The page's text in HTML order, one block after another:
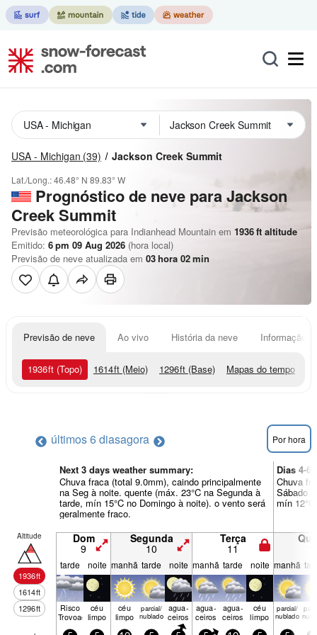
USA - Michigan (39) Jackson Creek Summit
Lat./Long.:46.48° N 89.83° W
Prognóstico de neve para Jackson
Creek Summit
Previsão meteorológica para Indianhead Mountain em 1936ft altitude
Emitido: 6 pm 09 Aug 2026 (hora local)
Previsão de neve atualizada em 03hora 02min
Previsão de neve Ao vivo História da neve Informação
1936ft (Topo) 1614ft (Meio) 1296ft (Base) Mapas do tempo
últimos 6 diasagora Por hora
Next 3 days weather summary:
Chuva fraca (total 9.0mm), caindo principalmente
na Seg à noite. quente (máx. 23°C na Segunda à
tarde, mín 15°C no Domingo à noite). o vento será
geralmente fraco.
Dias 4-6
Chuva
Sábado
mín
Altitude
1936ft
1614ft
1296ft
Dom
9
Segunda
10
Terça
11
tarde noite manhã tarde noite manhã tarde noite manhã
Risco
Trovoada
céu
limpo
céu
limpo
parcial/
nublado
agua­
ceiros
agua­
ceiros
agua­
ceiros
céu
limpo
parcial/
nublado